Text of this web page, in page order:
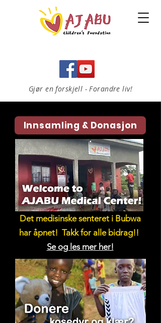
Gjør en forskjell - Forandre liv!
Innsamling & Donasjon
Det medisinske senteret i Bubwa
har åpnet! Takk for alle bidrag!!
Se og les mer her!